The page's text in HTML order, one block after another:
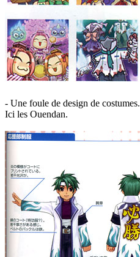
- Une foule de design de costumes.
Ici les Ouendan.